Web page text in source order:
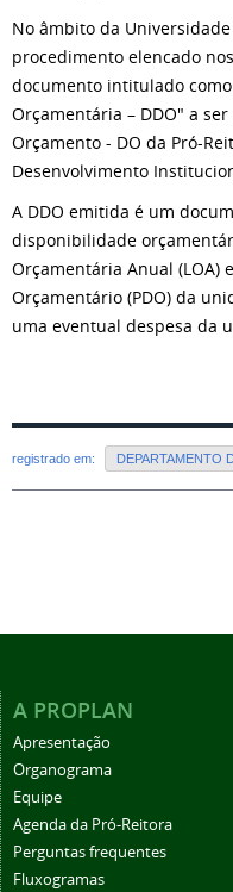
No âmbito da
procedimento elencado
documento intitulado
Orçamentária – DDO" a
Orçamento - DO da Pró-
Desenvolvimento
A DDO emitida é um
disponibilidade
Orçamentária Anual (LOA)
Orçamentário (PDO) da
uma eventual despesa da
registrado em: DEPARTAMENTO
A PROPLAN
Apresentação
Organograma
Equipe
Agenda da Pró-Reitora
Perguntas frequentes
Fluxogramas